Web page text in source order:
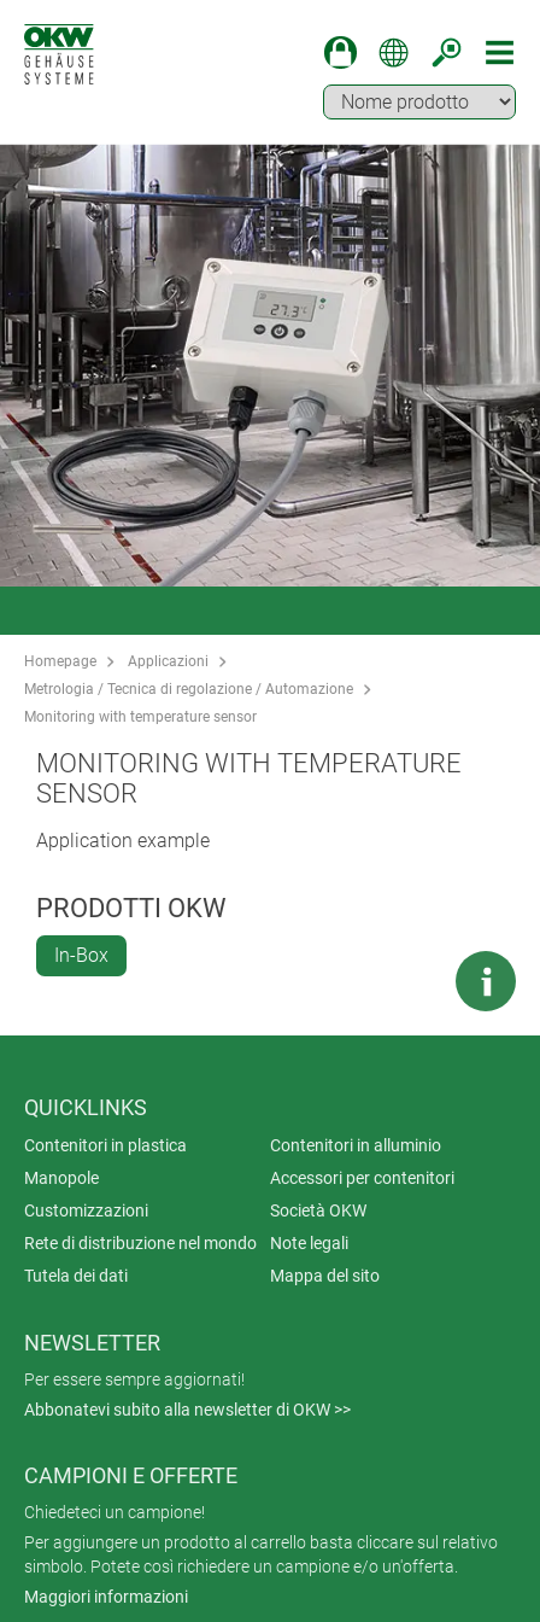
Homepage
Applicazioni
Metrologia / Tecnica di regolazione / Automazione
Monitoring with temperature sensor
MONITORING WITH TEMPERATURE
SENSOR
Application example
PRODOTTI OKW
In-Box
QUICKLINKS
Contenitori in plastica
Contenitori in alluminio
Manopole
Accessori per contenitori
Customizzazioni
Società OKW
Rete di distribuzione nel mondo
Note legali
Tutela dei dati
Mappa del sito
NEWSLETTER
Per essere sempre aggiornati!
Abbonatevi subito alla newsletter di OKW >>
CAMPIONI E OFFERTE
Chiedeteci un campione!
Per aggiungere un prodotto al carrello basta cliccare sul relativo
simbolo. Potete così richiedere un campione e/o un'offerta.
Maggiori informazioni